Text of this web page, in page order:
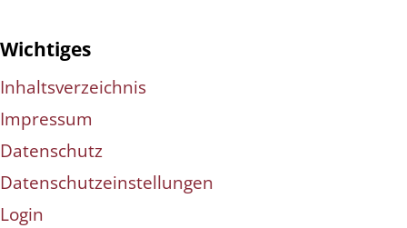
Wichtiges
Inhaltsverzeichnis
Impressum
Datenschutz
Datenschutzeinstellungen
Login